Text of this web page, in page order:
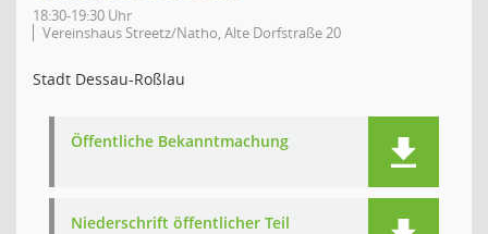
18:30-19:30 Uhr
Vereinshaus Streetz/Natho, Alte Dorfstraße 20
Stadt Dessau-Roßlau
Öffentliche Bekanntmachung
Niederschrift öffentlicher Teil